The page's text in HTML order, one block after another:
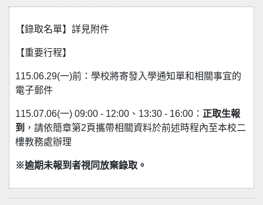
【錄取名單】詳見附件
【重要行程】
115.06.29(一)前：學校將寄發入學通知單和相關事宜的
電子郵件
115.07.06(一) 09:00 - 12:00、13:30 - 16:00： 正取生報
到 ，請依簡章第2頁攜帶相關資料於前述時程內至本校二
樓教務處辦理
※逾期未報到者視同放棄錄取。